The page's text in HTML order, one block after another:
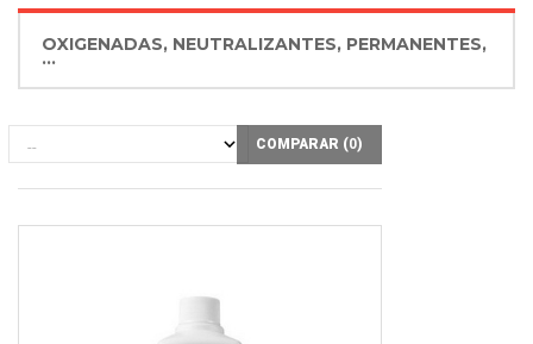
OXIGENADAS, NEUTRALIZANTES, PERMANENTES,
...
COMPARAR (0)